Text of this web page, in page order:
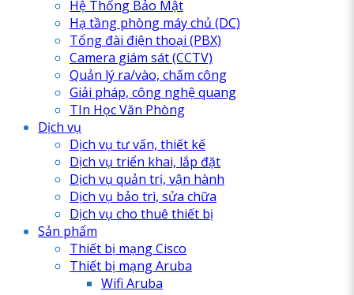
Hệ Thống Bảo Mật
Hạ tầng phòng máy chủ (DC)
Tổng đài điện thoại (PBX)
Camera giám sát (CCTV)
Quản lý ra/vào, chấm công
Giải pháp, công nghệ quang
TIn Học Văn Phòng
Dịch vụ
Dịch vụ tư vấn, thiết kế
Dịch vụ triển khai, lắp đặt
Dịch vụ quản trị, vận hành
Dịch vụ bảo trì, sửa chữa
Dịch vụ cho thuê thiết bị
Sản phẩm
Thiết bị mạng Cisco
Thiết bị mạng Aruba
Wifi Aruba